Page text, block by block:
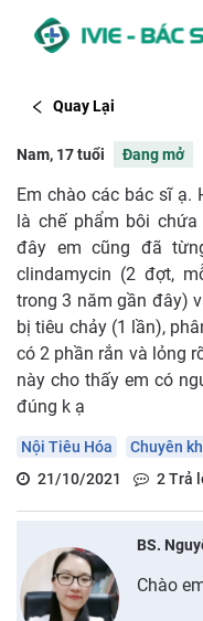
Quay Lại
Nam, 17 tuổi Đang mở
Em chào các bác sĩ ạ.
là chế phẩm bôi chứa
đây em cũng đã
clindamycin (2 đợt,
trong 3 năm gần đây)
bị tiêu chảy (1 lần),
có 2 phần rắn và lỏng
này cho thấy em có
đúng k ạ
Nội Tiêu Hóa Chuyên
21/10/2021
2Trả
BS.
Chào